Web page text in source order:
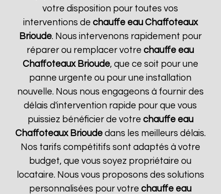
votre disposition pour toutes vos
interventions de chauffe eau Chaffoteaux
Brioude. Nous intervenons rapidement pour
réparer ou remplacer votrechauffe eau
Chaffoteaux Brioude, que ce soit pour une
panne urgente ou pour une installation
nouvelle. Nous nous engageons à fournir des
délais d'intervention rapide pour que vous
puissiez bénéficier de votre chauffe eau
Chaffoteaux Brioudedans les meilleurs délais.
Nos tarifs compétitifs sont adaptés à votre
budget, que vous soyez propriétaire ou
locataire. Nous vous proposons des solutions
personnalisées pour votrechauffe eau